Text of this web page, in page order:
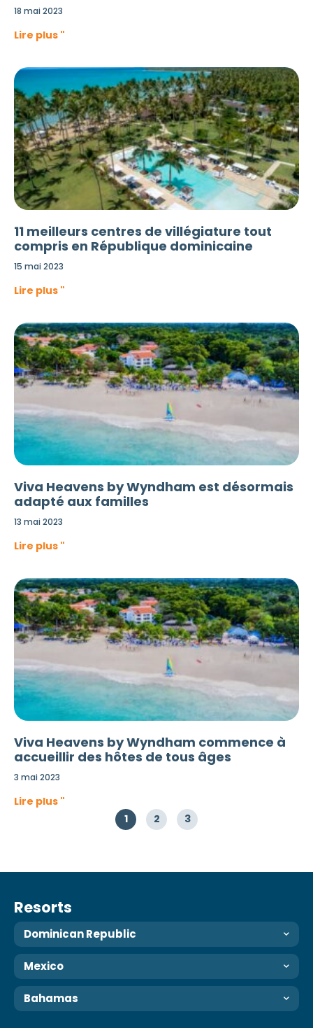
18 mai 2023
Lire plus "
11 meilleurs centres de villégiature tout
compris en République dominicaine
15 mai 2023
Lire plus "
Viva Heavens by Wyndham est désormais
adapté aux familles
13 mai 2023
Lire plus "
Viva Heavens by Wyndham commence à
accueillir des hôtes de tous âges
3 mai 2023
Lire plus "
1
2 3
Resorts
Dominican Republic
Mexico
Bahamas